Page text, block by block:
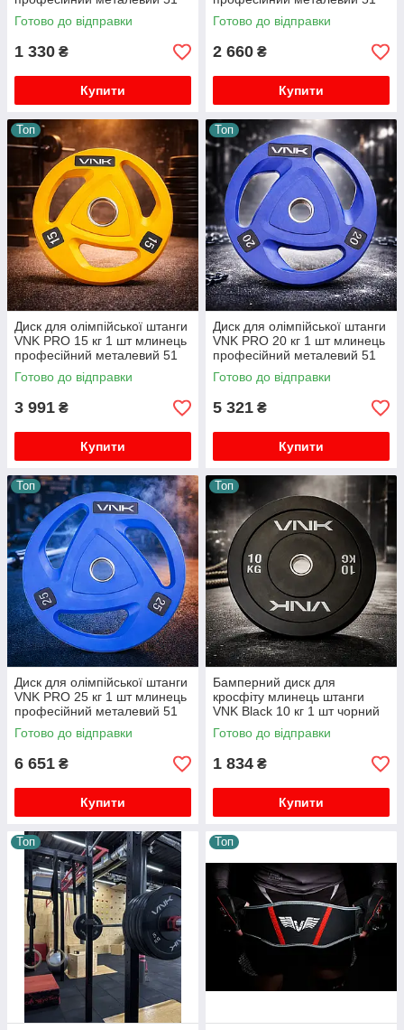
мм
Готово до відправки
1 330 ₴
Купити
мм
Готово до відправки
2 660 ₴
Купити
Топ
Диск для олімпійської штанги
VNK PRO 15 кг 1 шт млинець
професійний металевий 51
мм
Готово до відправки
3 991 ₴
Купити
Топ
Диск для олімпійської штанги
VNK PRO 20 кг 1 шт млинець
професійний металевий 51
мм
Готово до відправки
5 321 ₴
Купити
Топ
Диск для олімпійської штанги
VNK PRO 25 кг 1 шт млинець
професійний металевий 51
мм
Готово до відправки
6 651 ₴
Купити
Топ
Бамперний диск для
кросфіту млинець штанги
VNK Black 10 кг 1 шт чорний
52 мм гума олімпійський
професійний
Готово до відправки
1 834 ₴
Купити
Топ Топ